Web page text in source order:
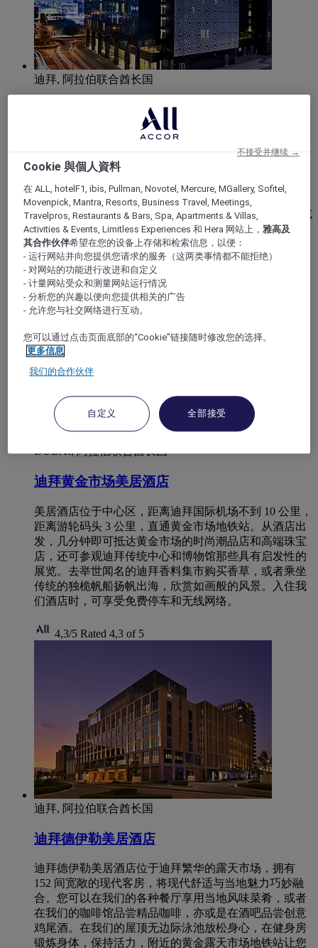
迪拜, 阿拉伯联合酋长国
迪拜城市美爵酒店地理位置优越，毗邻 Al Garhoud 地铁
站，距迪拜国际机场及德伊勒市中心非常近，巧妙融合
了阿联酋传统文化与现代精致格调。设有宽敞舒适的客
房和套房以及休闲设施，包括可欣赏天际线景观的屋顶
泳池和带私人酒吧、可享用午餐的夹层家庭泳池。客人
可以在水疗中心放松身心，在 Walima 享用国际美食，或
在 Qova 品尝咖啡和小吃。九间多功能会议室可满足各
种商务需求。
4,2/5Rated 4,2 of 5
DUBAI, 阿拉伯联合酋长国
迪拜黄金市场美居酒店
美居酒店位于中心区，距离迪拜国际机场不到 10 公里，
距离游轮码头 3 公里，直通黄金市场地铁站。从酒店出
发，几分钟即可抵达黄金市场的时尚潮品店和高端珠宝
店，还可参观迪拜传统中心和博物馆那些具有启发性的
展览。去举世闻名的迪拜香料集市购买香草，或者乘坐
传统的独桅帆船扬帆出海，欣赏如画般的风景。入住我
们酒店时，可享受免费停车和无线网络。
4,3/5 Rated 4,3 of 5
迪拜, 阿拉伯联合酋长国
迪拜德伊勒美居酒店
迪拜德伊勒美居酒店位于迪拜繁华的露天市场，拥有
152 间宽敞的现代客房，将现代舒适与当地魅力巧妙融
合。您可以在我们的各种餐厅享用当地风味菜肴，或者
在我们的咖啡馆品尝精品咖啡，亦或是在酒吧品尝创意
鸡尾酒。在我们的屋顶无边际泳池放松身心，在健身房
锻炼身体，保持活力，附近的黄金露天市场地铁站让您
Cookie 與個人資料
在 ALL, hotelF1, ibis, Pullman, Novotel, Mercure, MGallery, Sofitel,
Movenpick, Mantra, Resorts, Business Travel, Meetings,
Travelpros, Restaurants & Bars, Spa, Apartments & Villas,
Activities & Events, Limitless Experiences 和 Hera 网站上，雅高及
其合作伙伴希望在您的设备上存储和检索信息，以便：
- 运行网站并向您提供您请求的服务（这两类事情都不能拒绝）
- 对网站的功能进行改进和自定义
- 计量网站受众和测量网站运行情况
- 分析您的兴趣以便向您提供相关的广告
- 允许您与社交网络进行互动。
您可以通过点击页面底部的“Cookie”链接随时修改您的选择。
更多信息
我们的合作伙伴
自定义 全部接受
不接受并继续 →